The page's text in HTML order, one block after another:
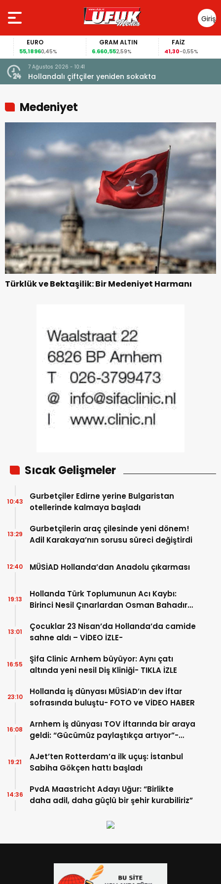
Giriş
Yap
EURO
55,18960,45%
GRAM ALTIN
6.660,552,59%
FAİZ
41,30-0,55%
şoke
7 Ağustos 2026 - 10:41
Hollandalı çiftçiler yeniden sokakta
Medeniyet
Türklük ve Bektaşilik: Bir Medeniyet Harmanı
Sıcak Gelişmeler
Gurbetçiler Edirne yerine Bulgaristan
otellerinde kalmaya başladı
10:43
Gurbetçilerin araç çilesinde yeni dönem!
Adil Karakaya’nın sorusu süreci değiştirdi
13:29
MÜSİAD Hollanda’dan Anadolu çıkarması
12:40
Hollanda Türk Toplumunun Acı Kaybı:
Birinci Nesil Çınarlardan Osman Bahadır
19:13
Çocuklar 23 Nisan’da Hollanda’da camide
sahne aldı – VİDEO İZLE-
13:01
Şifa Clinic Arnhem büyüyor: Aynı çatı
altında yeni nesil Diş Kliniği- TIKLA İZLE
16:55
Hollanda iş dünyası MÜSİAD’ın dev iftar
sofrasında buluştu- FOTO ve VİDEO HABER
23:10
Arnhem iş dünyası TOV iftarında bir araya
geldi: “Gücümüz paylaştıkça artıyor”-
16:08
AJet’ten Rotterdam’a ilk uçuş: İstanbul
Sabiha Gökçen hattı başladı
19:21
PvdA Maastricht Adayı Uğur: “Birlikte
daha adil, daha güçlü bir şehir kurabiliriz”
14:36